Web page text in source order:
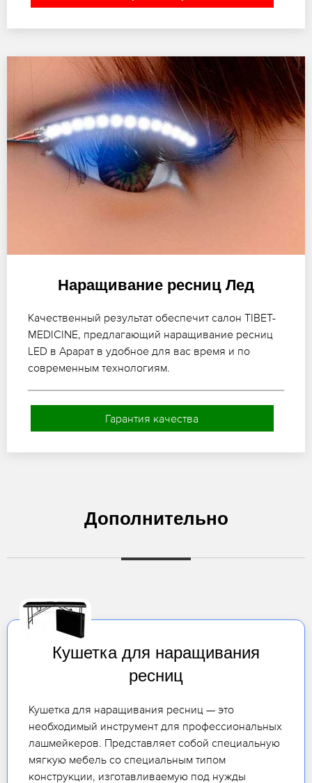
Наращивание ресниц Лед
Качественный результат обеспечит салон TIBET-
MEDICINE, предлагающий наращивание ресниц
LED в Арарат в удобное для вас время и по
современным технологиям.
Гарантия качества
Дополнительно
Кушетка для наращивания
ресниц
Кушетка для наращивания ресниц — это
необходимый инструмент для профессиональных
лашмейкеров. Представляет собой специальную
мягкую мебель со специальным типом
конструкции, изготавливаемую под нужды